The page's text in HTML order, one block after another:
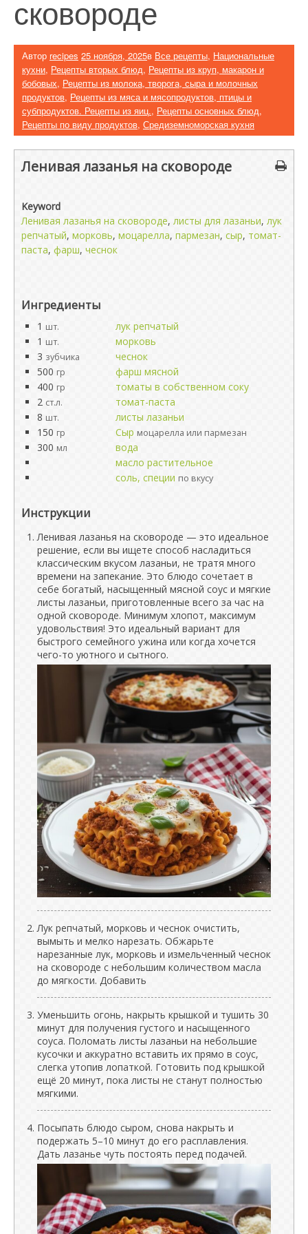
сковороде
Автор recipes 25 ноября, 2025в Все рецепты, Национальные
кухни, Рецепты вторых блюд, Рецепты из круп, макарон и
бобовых, Рецепты из молока, творога, сыра и молочных
продуктов, Рецепты из мяса и мясопродуктов, птицы и
субпродуктов. Рецепты из яиц., Рецепты основных блюд,
Рецепты по виду продуктов, Средиземноморская кухня
Ленивая лазанья на сковороде
Keyword
Ленивая лазанья на сковороде, листы для лазаньи, лук
репчатый, морковь, моцарелла, пармезан, сыр, томат-
паста, фарш, чеснок
Ингредиенты
1 шт.
лук репчатый
1 шт.
морковь
3 зубчика
чеснок
500 гр
фарш мясной
400 гр
томаты в собственном соку
2 ст.л.
томат-паста
8 шт.
листы лазаньи
150 гр Сыр моцарелла или пармезан
300 мл
вода
масло растительное
соль, специи по вкусу
Инструкции
Ленивая лазанья на сковороде — это идеальное
решение, если вы ищете способ насладиться
классическим вкусом лазаньи, не тратя много
времени на запекание. Это блюдо сочетает в
себе богатый, насыщенный мясной соус и мягкие
листы лазаньи, приготовленные всего за час на
одной сковороде. Минимум хлопот, максимум
удовольствия! Это идеальный вариант для
быстрого семейного ужина или когда хочется
чего-то уютного и сытного.
Лук репчатый, морковь и чеснок очистить,
вымыть и мелко нарезать. Обжарьте
нарезанные лук, морковь и измельченный чеснок
на сковороде с небольшим количеством масла
до мягкости. Добавить
Уменьшить огонь, накрыть крышкой и тушить 30
минут для получения густого и насыщенного
соуса. Поломать листы лазаньи на небольшие
кусочки и аккуратно вставить их прямо в соус,
слегка утопив лопаткой. Готовить под крышкой
ещё 20 минут, пока листы не станут полностью
мягкими.
Посыпать блюдо сыром, снова накрыть и
подержать 5–10 минут до его расплавления.
Дать лазанье чуть постоять перед подачей.